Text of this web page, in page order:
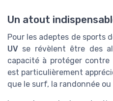
Un atout
Pour les adeptes de sports
UV se révèlent être des
capacité à protéger
est particulièrement
que le surf, la randonnée